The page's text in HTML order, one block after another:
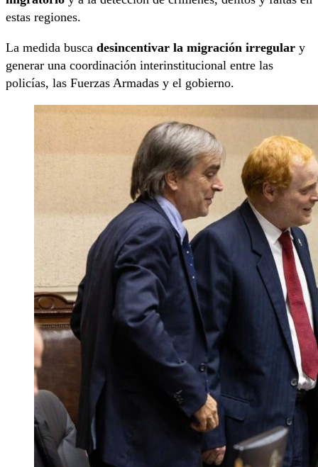
estas regiones.
La medida busca desincentivar la migración irregular y
generar una coordinación interinstitucional entre las
policías, las Fuerzas Armadas y el gobierno.